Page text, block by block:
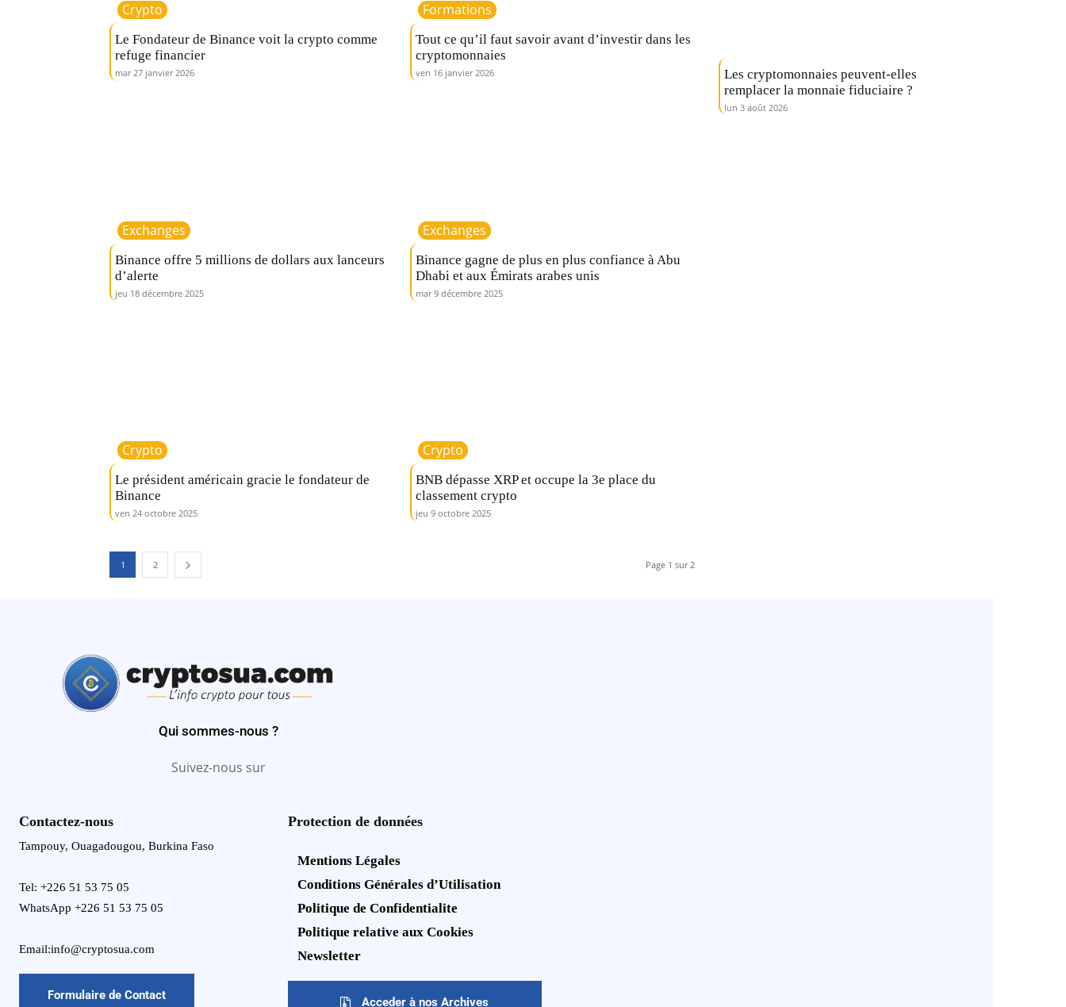
Crypto
Le Fondateur de Binance voit la crypto comme
refuge financier
mar 27 janvier 2026
Formations
Tout ce qu’il faut savoir avant d’investir dans les
cryptomonnaies
ven 16 janvier 2026
Exchanges
Binance offre 5 millions de dollars aux lanceurs
d’alerte
jeu 18 décembre 2025
Exchanges
Binance gagne de plus en plus confiance à Abu
Dhabi et aux Émirats arabes unis
mar 9 décembre 2025
Crypto
Le président américain gracie le fondateur de
Binance
ven 24 octobre 2025
Crypto
BNB dépasse XRP et occupe la 3e place du
classement crypto
jeu 9 octobre 2025
1 2 Page 1 sur 2
Les cryptomonnaies peuvent-elles
remplacer la monnaie fiduciaire ?
lun 3 août 2026
Qui sommes-nous ?
Suivez-nous sur
Contactez-nous
Tampouy, Ouagadougou, Burkina Faso
Tel: +226 51 53 75 05
WhatsApp +226 51 53 75 05
Email:info@cryptosua.com
Formulaire de Contact
Protection de données
Mentions Légales
Conditions Générales d’Utilisation
Politique de Confidentialite
Politique relative aux Cookies
Newsletter
Acceder à nos Archives